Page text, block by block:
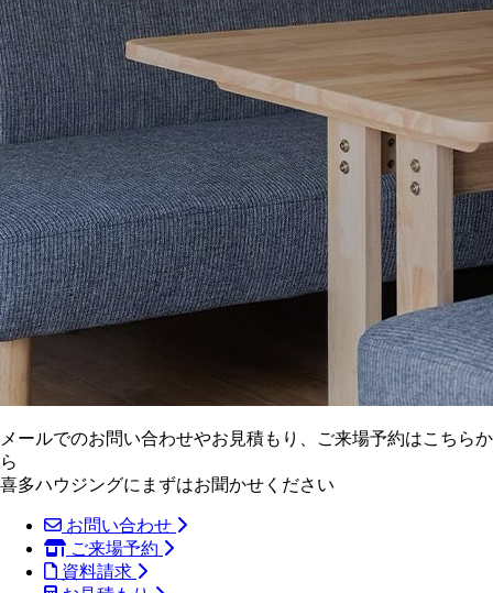
メールでのお問い合わせやお見積もり、ご来場予約はこちらか
ら
喜多ハウジングにまずはお聞かせください
お問い合わせ
ご来場予約
資料請求